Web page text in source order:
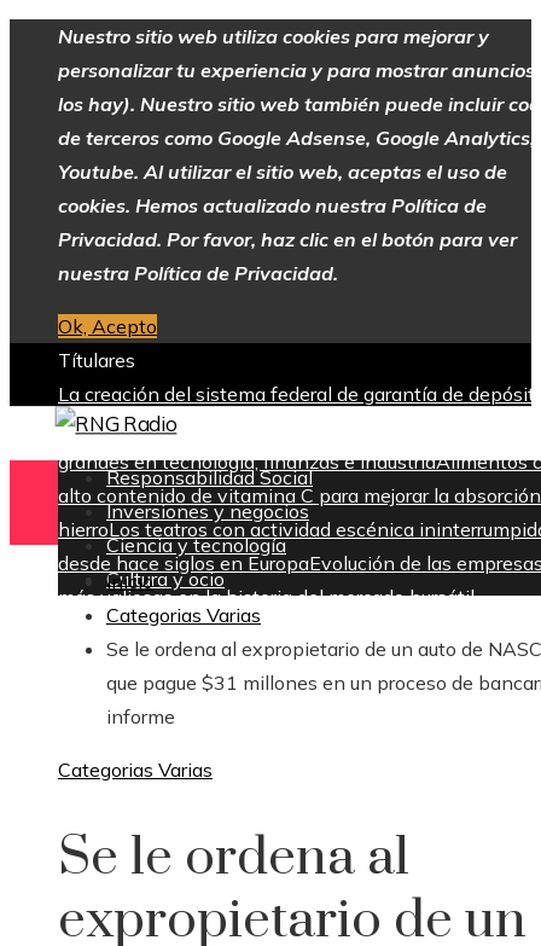
Nuestro sitio web utiliza cookies para mejorar y
personalizar tu experiencia y para mostrar anuncios
los hay). Nuestro sitio web también puede incluir
de terceros como Google Adsense, Google Analytics,
Youtube. Al utilizar el sitio web, aceptas el uso de
cookies. Hemos actualizado nuestra Política de
Privacidad. Por favor, haz clic en el botón para ver
nuestra Política de Privacidad.
Ok, Acepto
Títulares
La creación del sistema federal de garantía de
tras la Gran Depresión
grandes en tecnología, finanzas e industriaAlimentos
alto contenido de vitamina C para mejorar la
hierroLos teatros con actividad escénica
desde hace siglos en EuropaEvolución de las
más valiosas en la historia del mercado bursátil
viernes, agosto 7
Responsabilidad Social
Inversiones y negocios
Ciencia y tecnología
Cultura y ocio
Inicio
Categorias Varias
Se le ordena al expropietario de un auto de
que pague $31 millones en un proceso de
informe
Categorias Varias
Se le ordena al
expropietario de un